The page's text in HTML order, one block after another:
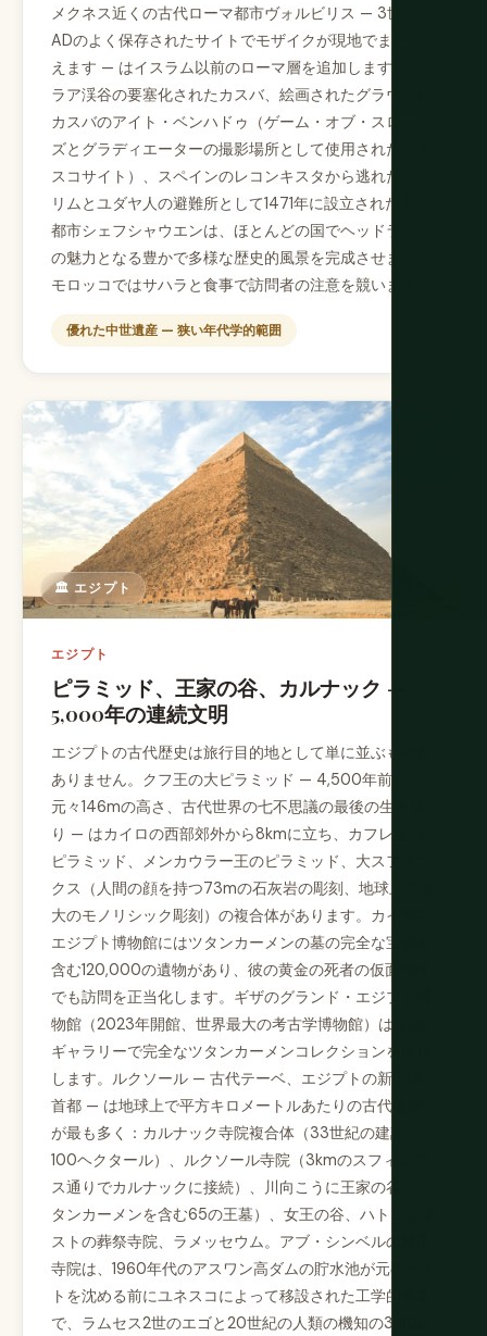
メクネス近くの古代ローマ都市ヴォルビリス — 3世紀
ADのよく保存されたサイトでモザイクが現地でまだ見
えます — はイスラム以前のローマ層を追加します。ド
ラア渓谷の要塞化されたカスバ、絵画されたグラウィの
カスバのアイト・ベンハドゥ（ゲーム・オブ・スローン
ズとグラディエーターの撮影場所として使用されたユネ
スコサイト）、スペインのレコンキスタから逃れたムス
リムとユダヤ人の避難所として1471年に設立された青い
都市シェフシャウエンは、ほとんどの国でヘッドライン
の魅力となる豊かで多様な歴史的風景を完成させます。
モロッコではサハラと食事で訪問者の注意を競います。
優れた中世遺産 — 狭い年代学的範囲
🏛️ エジプト
エジプト
ピラミッド、王家の谷、カルナック —
5,000年の連続文明
エジプトの古代歴史は旅行目的地として単に並ぶものが
ありません。クフ王の大ピラミッド — 4,500年前、
元々146mの高さ、古代世界の七不思議の最後の生き残
り — はカイロの西部郊外から8kmに立ち、カフレ王の
ピラミッド、メンカウラー王のピラミッド、大スフィン
クス（人間の顔を持つ73mの石灰岩の彫刻、地球上で最
大のモノリシック彫刻）の複合体があります。カイロの
エジプト博物館にはツタンカーメンの墓の完全な宝物を
含む120,000の遺物があり、彼の黄金の死者の仮面だけ
でも訪問を正当化します。ギザのグランド・エジプト博
物館（2023年開館、世界最大の考古学博物館）は43の
ギャラリーで完全なツタンカーメンコレクションを保持
します。ルクソール — 古代テーベ、エジプトの新王国
首都 — は地球上で平方キロメートルあたりの古代遺跡
が最も多く：カルナック寺院複合体（33世紀の建設、
100ヘクタール）、ルクソール寺院（3kmのスフィンク
ス通りでカルナックに接続）、川向こうに王家の谷（ツ
タンカーメンを含む65の王墓）、女王の谷、ハトシェプ
ストの葬祭寺院、ラメッセウム。アブ・シンベルの双子
寺院は、1960年代のアスワン高ダムの貯水池が元のサイ
トを沈める前にユネスコによって移設された工学的偉業
で、ラムセス2世のエゴと20世紀の人類の機知の3,300